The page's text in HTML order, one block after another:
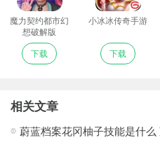
魔力契约都市幻
想破解版
下载
小冰冰传奇手游
下载
相关文章